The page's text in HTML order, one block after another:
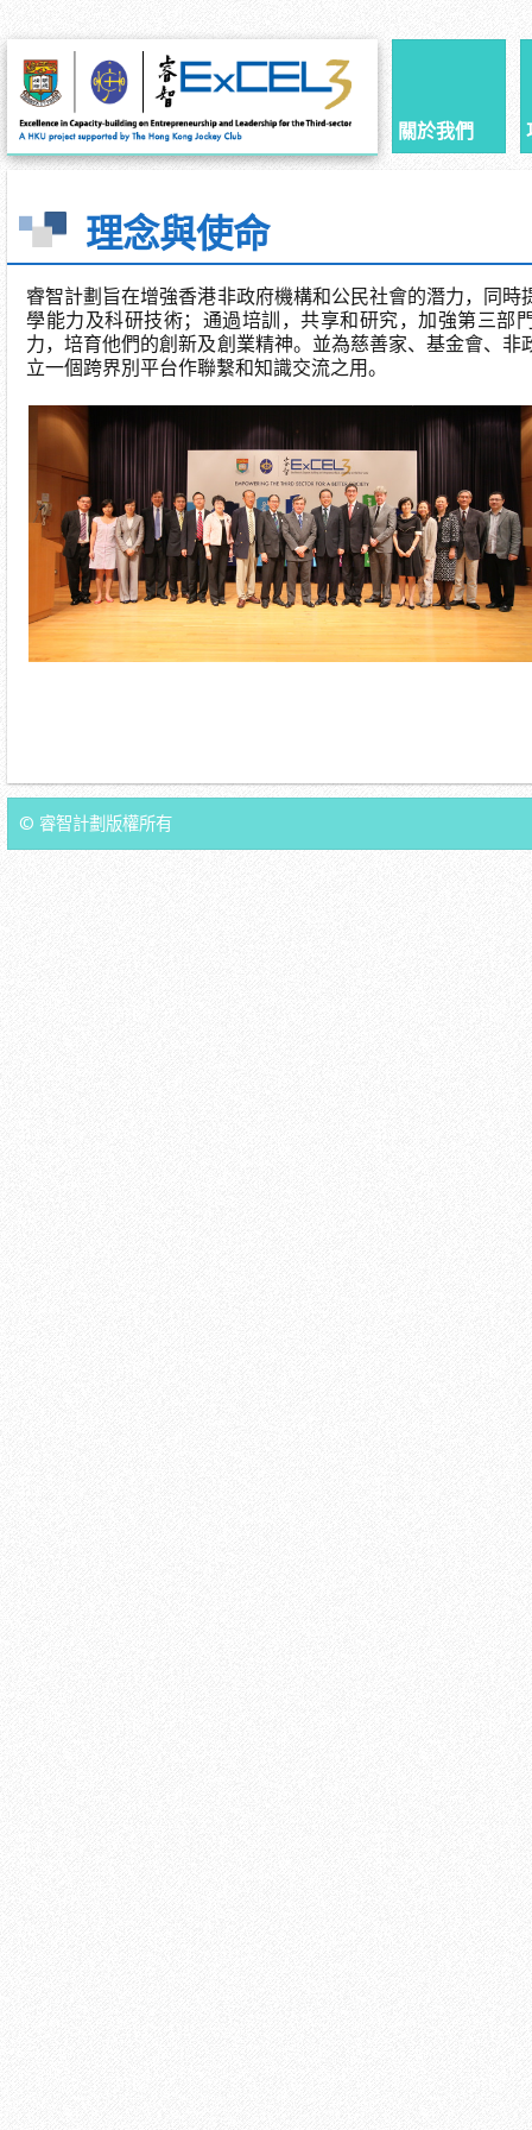
關於我們
理念與使命
睿智計劃旨在增強香港非政府機構和公民社會的潛力，同時
學能力及科研技術；通過培訓，共享和研究，加強第三部
力，培育他們的創新及創業精神。並為慈善家、基金會、非
立一個跨界別平台作聯繫和知識交流之用。
© 睿智計劃版權所有